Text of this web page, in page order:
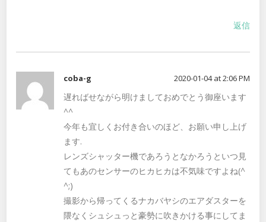
返信
coba-g 2020-01-04 at 2:06 PM
遅ればせながら明けましておめでとう御座います
^^
今年も宜しくお付き合いのほど、お願い申し上げ
ます.
レンズシャッター機であろうとなかろうといつ見
てもあのセンサーのヒカヒカは不気味ですよね(^
^;)
撮影から帰ってくるナカバヤシのエアダスターを
隈なくシュシュっと豪勢に吹きかける事にしてま